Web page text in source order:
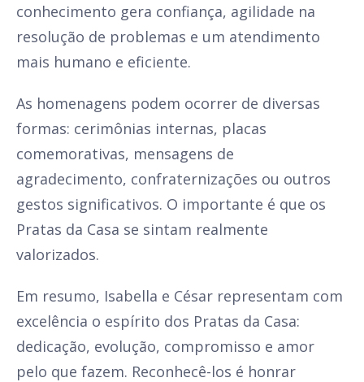
conhecimento gera confiança, agilidade na
resolução de problemas e um atendimento
mais humano e eficiente.
As homenagens podem ocorrer de diversas
formas: cerimônias internas, placas
comemorativas, mensagens de
agradecimento, confraternizações ou outros
gestos significativos. O importante é que os
Pratas da Casa se sintam realmente
valorizados.
Em resumo, Isabella e César representam com
excelência o espírito dos Pratas da Casa:
dedicação, evolução, compromisso e amor
pelo que fazem. Reconhecê-los é honrar